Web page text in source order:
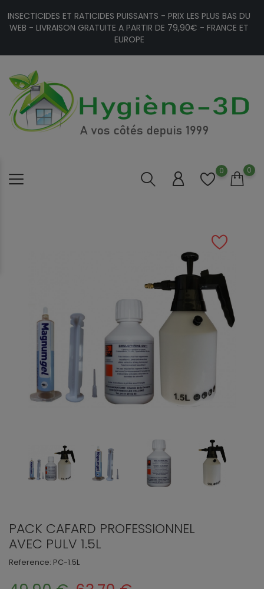
INSECTICIDES ET RATICIDES PUISSANTS - PRIX LES PLUS BAS DU
WEB - LIVRAISON GRATUITE A PARTIR DE 79,90€ - FRANCE ET
EUROPE
0 0
PACK CAFARD PROFESSIONNEL
AVEC PULV 1.5L
Reference: PC-1.5L